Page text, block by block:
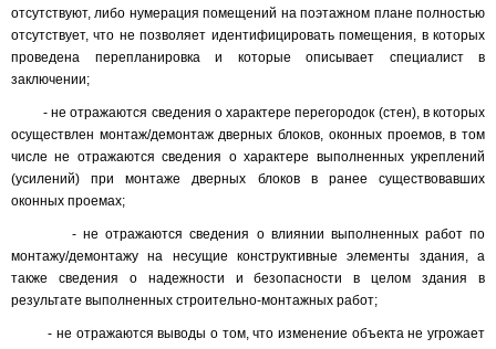
отсутствуют, либо нумерация помещений на поэтажном плане полностью
отсутствует, что не позволяет идентифицировать помещения, в которых
проведена перепланировка и которые описывает специалист в
заключении;
- не отражаются сведения о характере перегородок (стен), в которых
осуществлен монтаж/демонтаж дверных блоков, оконных проемов, в том
числе не отражаются сведения о характере выполненных укреплений
(усилений) при монтаже дверных блоков в ранее существовавших
оконных проемах;
- не отражаются сведения о влиянии выполненных работ по
монтажу/демонтажу на несущие конструктивные элементы здания, а
также сведения о надежности и безопасности в целом здания в
результате выполненных строительно-монтажных работ;
- не отражаются выводы о том, что изменение объекта не угрожает